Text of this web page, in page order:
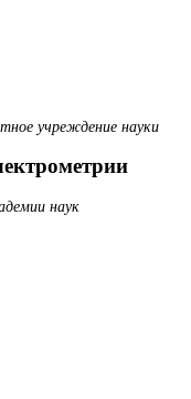
учреждение науки
наук